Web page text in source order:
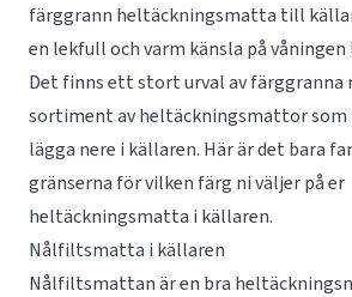
färggrann heltäckningsmatta till
en lekfull och varm känsla på
Det finns ett stort urval av
sortiment av heltäckningsmattor som
lägga nere i källaren. Här är det bara
gränserna för vilken färg ni väljer på er
heltäckningsmatta i källaren.
Nålfiltsmatta i källaren
Nålfiltsmattan är en bra